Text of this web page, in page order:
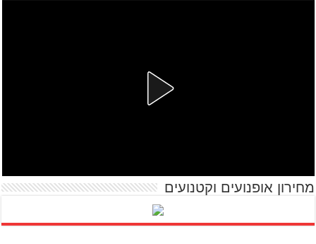
מחירון אופנועים וקטנועים